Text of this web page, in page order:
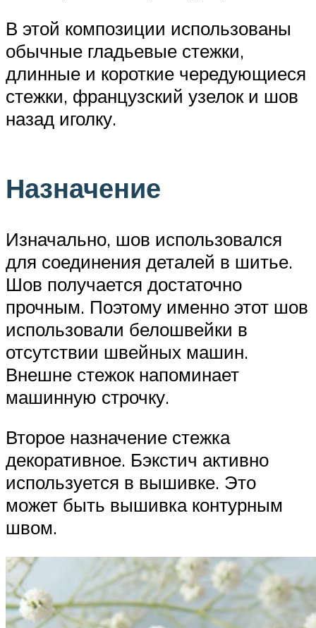
В этой композиции использованы
обычные гладьевые стежки,
длинные и короткие чередующиеся
стежки, французский узелок и шов
назад иголку.
Назначение
Изначально, шов использовался
для соединения деталей в шитье.
Шов получается достаточно
прочным. Поэтому именно этот шов
использовали белошвейки в
отсутствии швейных машин.
Внешне стежок напоминает
машинную строчку.
Второе назначение стежка
декоративное. Бэкстич активно
используется в вышивке. Это
может быть вышивка контурным
швом.